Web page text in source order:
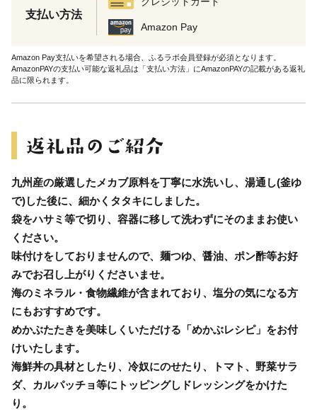
支払い方法
Amazon Pay
Amazon Pay支払いを希望される場合、ふるラボ会員登録が必須となります。
AmazonPAYの支払い可能な返礼品は「支払い方法」にAmazonPAYの記載がある返礼
品に限られます。
九州産の厳選したメカブ原料を丁寧に水洗いし、湯通し(釜ゆ
で)した後に、細かくタタキにしました。
袋をハサミ等で切り、容器に移して洗わずにそのままお使い
ください。
味付けをしておりませんので、麺つゆ、醤油、ポン酢等お好
みでお召し上がりくださいませ。
海のミネラル・食物繊維が含まれており、塩分の気になる方
にもおすすめです。
めかぶたたきを美味しくいただける「めかぶレシピ」をお付
けいたします。
海鮮丼の具材としたり、冷奴にのせたり、トマト、野菜サラ
ダ、カルパッチョ等にトッピングしドレッシングをかけた
り。